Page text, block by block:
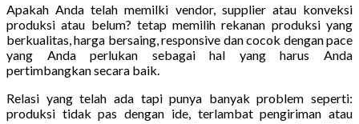
Apakah Anda telah memilki vendor, supplier atau konveksi
produksi atau belum? tetap memilih rekanan produksi yang
berkualitas, harga bersaing, responsive dan cocok dengan pace
yang Anda perlukan sebagai hal yang harus Anda
pertimbangkan secara baik.
Relasi yang telah ada tapi punya banyak problem seperti:
produksi tidak pas dengan ide, terlambat pengiriman atau